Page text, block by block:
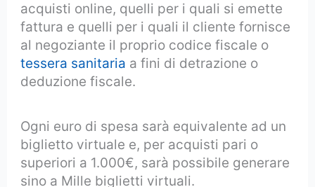
acquisti online, quelli per i quali si emette
fattura e quelli per i quali il cliente fornisce
al negoziante il proprio codice fiscale o
tessera sanitaria a fini di detrazione o
deduzione fiscale.
Ogni euro di spesa sarà equivalente ad un
biglietto virtuale e, per acquisti pari o
superiori a 1.000€, sarà possibile generare
sino a Mille biglietti virtuali.